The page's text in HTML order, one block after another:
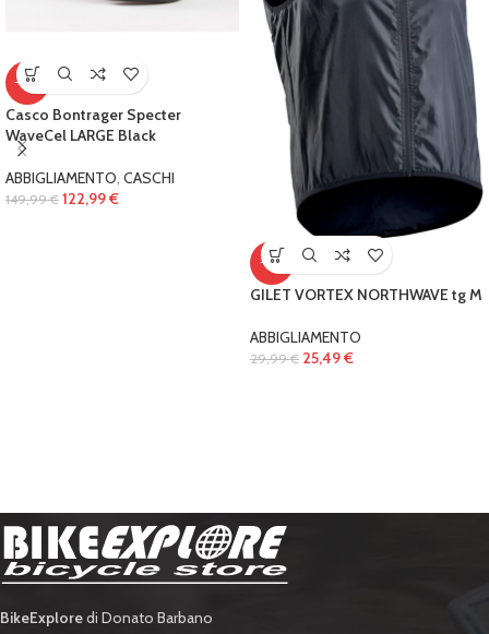
-18%
Casco Bontrager Specter
WaveCel LARGE Black
ABBIGLIAMENTO, CASCHI
149,99€ 122,99€
-15%
GILET VORTEX NORTHWAVE tg M
ABBIGLIAMENTO
29,99€ 25,49€
BikeExploredi Donato Barbano